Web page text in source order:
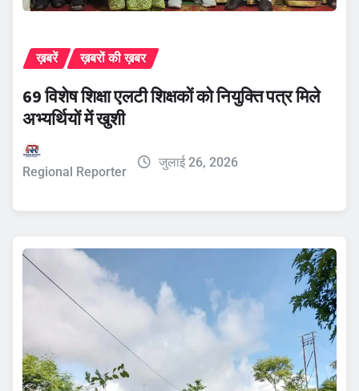
ख़बरें ख़बरों की ख़बर
69 विशेष शिक्षा एलटी शिक्षकों को नियुक्ति पत्र मिले
अभ्यर्थियों में खुशी
Regional Reporter
जुलाई 26, 2026